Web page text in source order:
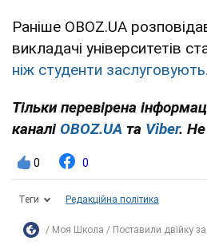
Раніше OBOZ.UA
викладачі університетів
ніж студенти заслуговують.
Тільки перевірена
каналі OBOZ.UA та Viber. Не
0 0
Теги Редакційна політика
Моя Школа Поставили двійку